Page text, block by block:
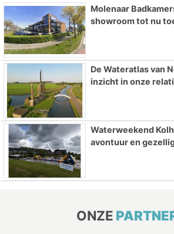
Molenaar
showroom tot nu
De Wateratlas van
inzicht in onze
Waterweekend
avontuur en
ONZE